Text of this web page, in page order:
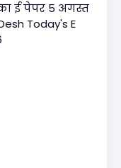
ई पेपर 5 अगस्त
Today's E